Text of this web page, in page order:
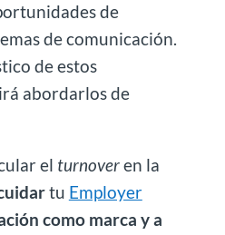
de
de comunicación.
de estos
abordarlos de
el turnoveren la
tu Employer
como marca y a